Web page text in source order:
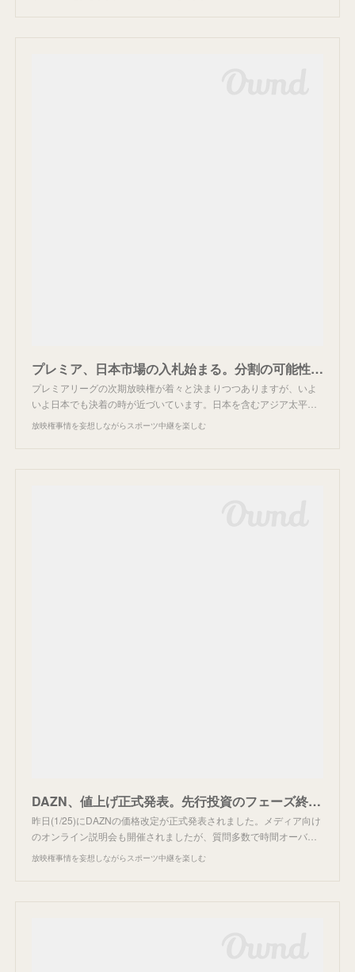
プレミア、日本市場の入札始まる。分割の可能性も？
プレミアリーグの次期放映権が着々と決まりつつありますが、いよ
いよ日本でも決着の時が近づいています。日本を含むアジア太平…
放映権事情を妄想しながらスポーツ中継を楽しむ
DAZN、値上げ正式発表。先行投資のフェーズ終わる。
昨日(1/25)にDAZNの価格改定が正式発表されました。メディア向け
のオンライン説明会も開催されましたが、質問多数で時間オーバ…
放映権事情を妄想しながらスポーツ中継を楽しむ